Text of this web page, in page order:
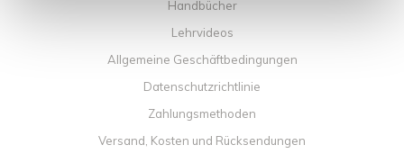
Handbücher
Lehrvideos
Allgemeine Geschäftbedingungen
Datenschutzrichtlinie
Zahlungsmethoden
Versand, Kosten und Rücksendungen